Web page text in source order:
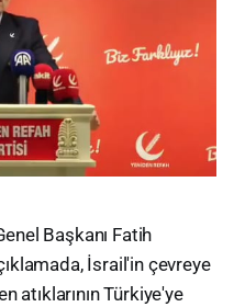
Başkanı Fatih
İsrail'in çevreye
atıklarının Türkiye'ye